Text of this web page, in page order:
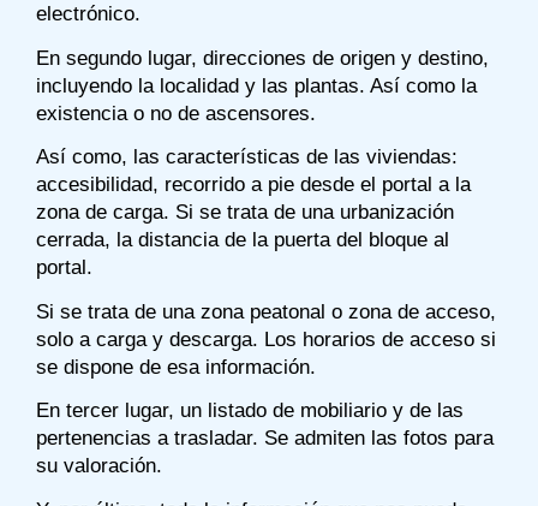
electrónico.
En segundo lugar, direcciones de origen y destino,
incluyendo la localidad y las plantas. Así como la
existencia o no de ascensores.
Así como, las características de las viviendas:
accesibilidad, recorrido a pie desde el portal a la
zona de carga. Si se trata de una urbanización
cerrada, la distancia de la puerta del bloque al
portal.
Si se trata de una zona peatonal o zona de acceso,
solo a carga y descarga. Los horarios de acceso si
se dispone de esa información.
En tercer lugar, un listado de mobiliario y de las
pertenencias a trasladar. Se admiten las fotos para
su valoración.